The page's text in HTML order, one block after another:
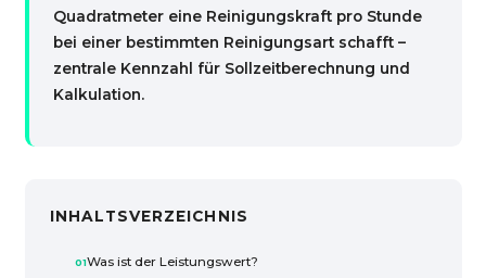
Quadratmeter eine Reinigungskraft pro Stunde
bei einer bestimmten Reinigungsart schafft –
zentrale Kennzahl für Sollzeitberechnung und
Kalkulation.
INHALTSVERZEICHNIS
Was ist der Leistungswert?